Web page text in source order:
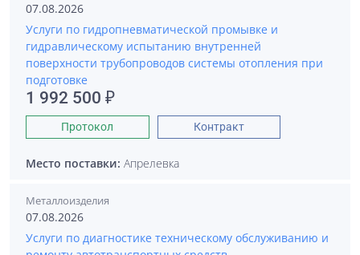
07.08.2026
Услуги по гидропневматической промывке и
гидравлическому испытанию внутренней
поверхности трубопроводов системы отопления при
подготовке
1 992 500 ₽
Протокол Контракт
Место поставки: Апрелевка
Металлоизделия
07.08.2026
Услуги по диагностике техническому обслуживанию и